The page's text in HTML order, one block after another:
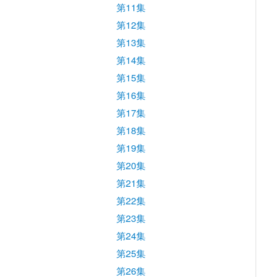
第11集
第12集
第13集
第14集
第15集
第16集
第17集
第18集
第19集
第20集
第21集
第22集
第23集
第24集
第25集
第26集